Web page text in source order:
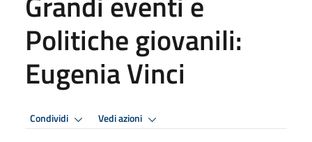
Politiche giovanili:
Eugenia Vinci
Condividi Vedi azioni